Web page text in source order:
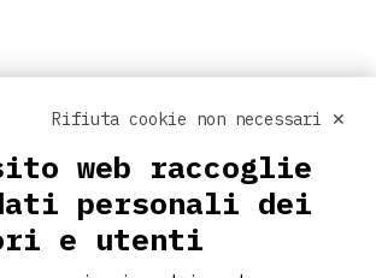
Rifiuta cookie non necessari ✕
web raccoglie
personali dei
e utenti